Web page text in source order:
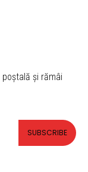
și rămâi
SUBSCRIBE